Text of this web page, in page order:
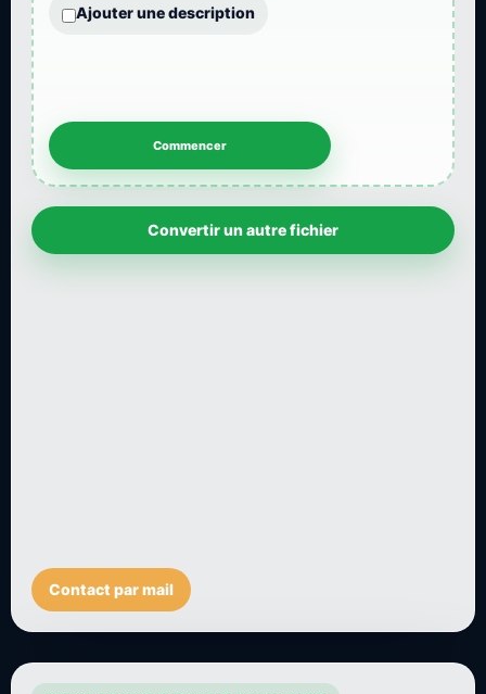
Ajouter une description
Convertir un autre fichier
Contact par mail